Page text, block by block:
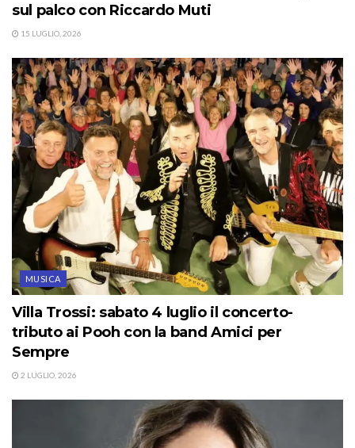
sul palco con Riccardo Muti
15 LUGLIO, 2026
MUSICA
Villa Trossi: sabato 4 luglio il concerto-
tributo ai Pooh con la band Amici per
Sempre
2 LUGLIO, 2026